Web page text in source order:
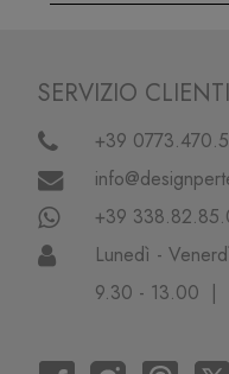
SERVIZIO CLIENTI
+39
+39
Lunedì -
9.30 - 13.00 |